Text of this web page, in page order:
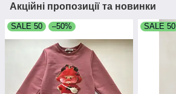
Акційні пропозиції та новинки
SALE 50 –50% SALE 50